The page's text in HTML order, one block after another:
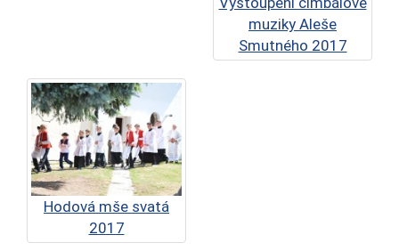
muziky Aleše
Smutného 2017
Hodová mše svatá
2017